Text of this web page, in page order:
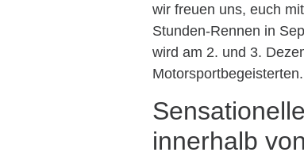
wir freuen uns, euch
Stunden-Rennen in
wird am 2. und 3.
innerhalb